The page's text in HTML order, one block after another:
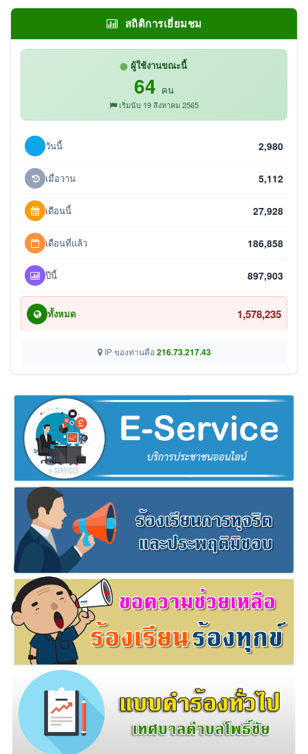
สถิติการเยี่ยมชม
ผู้ใช้งานขณะนี้
64 คน
เริ่มนับ 19 สิงหาคม 2565
วันนี้ 2,980
เมื่อวาน 5,112
เดือนนี้ 27,928
เดือนที่แล้ว 186,858
ปีนี้ 897,903
ทั้งหมด 1,578,235
IP ของท่านคือ 216.73.217.43